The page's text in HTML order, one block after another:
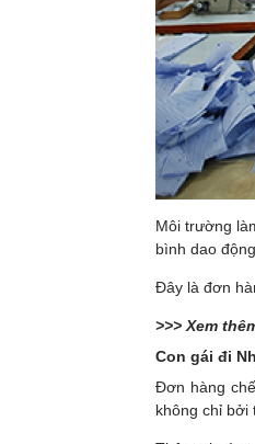
Môi trường
bình dao
Đây là đơn
>>> Xem
Con gái đi
Đơn hàng
không chỉ bởi